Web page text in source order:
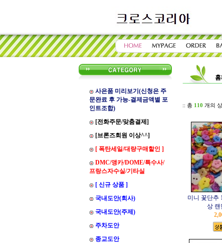
사은품 미리보기(신청은 주
문완료 후 가능-결제금액별 포
인트조합)
[전화주문/맞춤결제]
[브론즈회원 이상^^]
[ 폭탄세일/대량구매할인 ]
DMC/앵카/DOME/특수사/
프랑스자수실/기타실
[ 신규 상품 ]
국내도안(회사)
국내도안(주제)
주차도안
종교도안
:: 총 110 개의
미니 꽃단추
상 랜